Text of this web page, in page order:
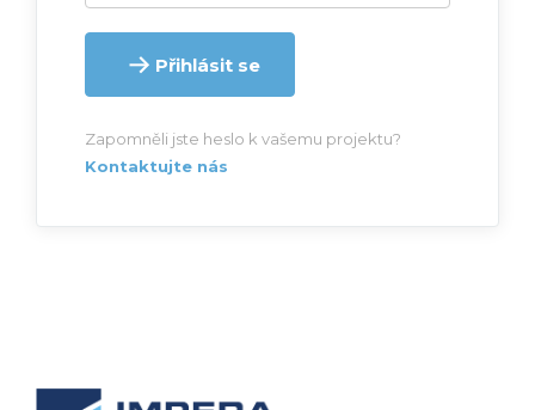
Přihlásit se
Zapomněli jste heslo k vašemu projektu?
Kontaktujte nás